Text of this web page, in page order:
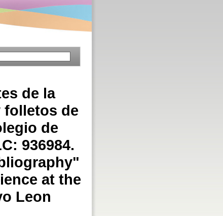
de la
folletos de
de
936984.
at the
Leon